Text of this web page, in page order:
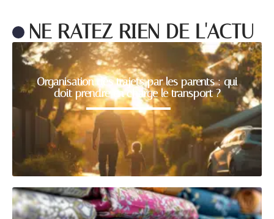
NE RATEZ RIEN DE L'ACTU
Organisation des trajets par les parents : qui
doit prendre en charge le transport ?